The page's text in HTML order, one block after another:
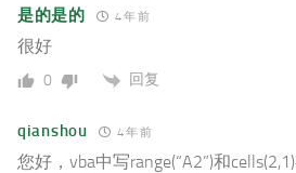
是的是的 4 年 前
很好
0 回复
qianshou 4 年 前
您好，vba中写range(“A2”)和